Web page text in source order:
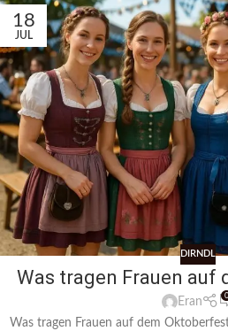
18
JUL
DIRNDL
Was tragen Frauen auf
Eran
0
Was tragen Frauen auf dem